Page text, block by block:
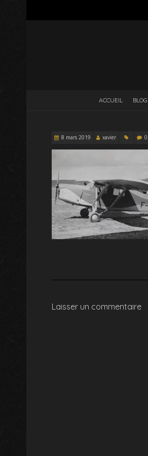
ACCUEIL BLOG
8 mars 2019 xavier
Laisser un commentaire